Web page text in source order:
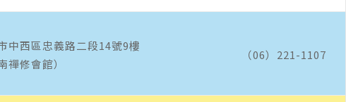
中西區忠義路二段14號9樓
禪修會館）
（06）221-1107